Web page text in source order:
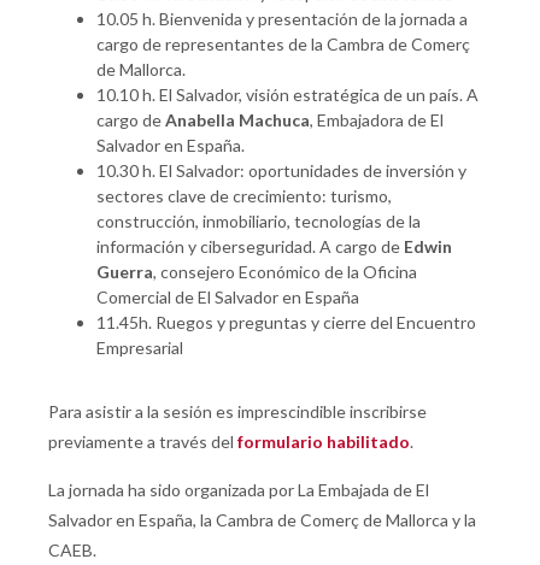
10.05 h. Bienvenida y presentación de la jornada a
cargo de representantes de la Cambra de Comerç
de Mallorca.
10.10 h. El Salvador, visión estratégica de un país. A
cargo deAnabella Machuca, Embajadora de El
Salvador en España.
10.30 h. El Salvador: oportunidades de inversión y
sectores clave de crecimiento: turismo,
construcción, inmobiliario, tecnologías de la
información y ciberseguridad. A cargo de Edwin
Guerra, consejero Económico de la Oficina
Comercial de El Salvador en España
11.45h. Ruegos y preguntas y cierre del Encuentro
Empresarial
Para asistir a la sesión es imprescindible inscribirse
previamente a través del formulario habilitado.
La jornada ha sido organizada por La Embajada de El
Salvador en España, la Cambra de Comerç de Mallorca y la
CAEB.